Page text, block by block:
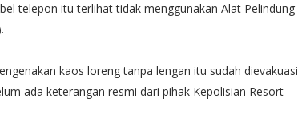
telepon itu terlihat tidak menggunakan Alat Pelindung
kaos loreng tanpa lengan itu sudah dievakuasi
ada keterangan resmi dari pihak Kepolisian Resort